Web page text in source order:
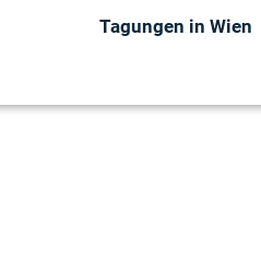
Tagungen in Wien